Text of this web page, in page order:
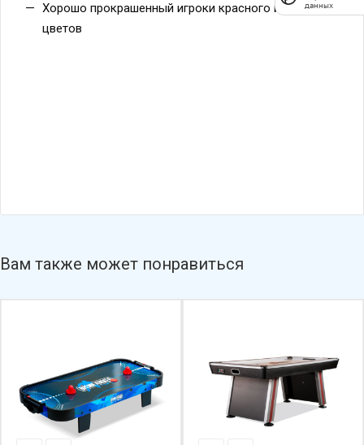
Хорошо прокрашенный игроки красного и синего
цветов
Вам также может понравиться